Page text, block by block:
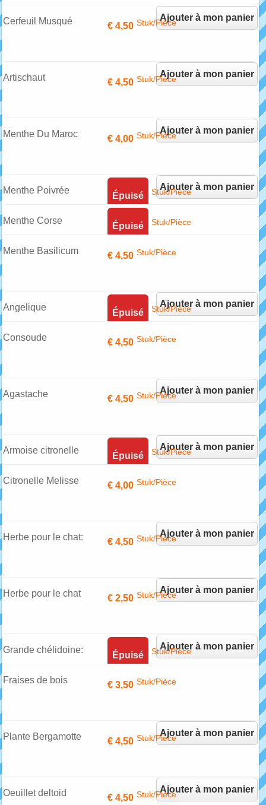
Ajouter à mon panier
Cerfeuil Musqué € 4,50 Stuk/Pièce
Ajouter à mon panier
Artischaut € 4,50 Stuk/Pièce
Ajouter à mon panier
Menthe Du Maroc € 4,00 Stuk/Pièce
Ajouter à mon panier
Menthe Poivrée Épuisé Stuk/Pièce
Menthe Corse Épuisé Stuk/Pièce
Menthe Basilicum € 4,50 Stuk/Pièce
Ajouter à mon panier
Angelique Épuisé Stuk/Pièce
Consoude € 4,50 Stuk/Pièce
Ajouter à mon panier
Agastache € 4,50 Stuk/Pièce
Ajouter à mon panier
Armoise citronelle Épuisé Stuk/Pièce
Citronelle Melisse € 4,00 Stuk/Pièce
Ajouter à mon panier
Herbe pour le chat: € 4,50 Stuk/Pièce
Ajouter à mon panier
Herbe pour le chat € 2,50 Stuk/Pièce
Ajouter à mon panier
Grande chélidoine:
plante contre les
Épuisé Stuk/Pièce
Fraises de bois € 3,50 Stuk/Pièce
Ajouter à mon panier
Plante Bergamotte € 4,50 Stuk/Pièce
Ajouter à mon panier
Oeuillet deltoid € 4,50 Stuk/Pièce